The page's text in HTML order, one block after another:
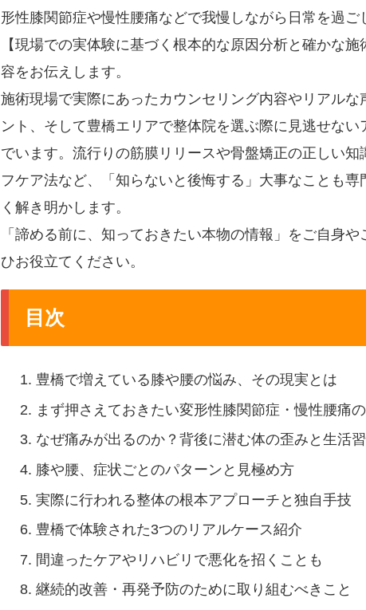
形性膝関節症や慢性腰痛などで我慢しながら日常を過ご
【現場での実体験に基づく根本的な原因分析と確かな
容をお伝えします。
施術現場で実際にあったカウンセリング内容やリアルな
ント、そして豊橋エリアで整体院を選ぶ際に見逃せない
でいます。流行りの筋膜リリースや骨盤矯正の正しい知
フケア法など、「知らないと後悔する」大事なことも専
く解き明かします。
「諦める前に、知っておきたい本物の情報」をご自身
ひお役立てください。
目次
豊橋で増えている膝や腰の悩み、その現実とは
まず押さえておきたい変形性膝関節症・慢性腰痛
なぜ痛みが出るのか？背後に潜む体の歪みと生活
膝や腰、症状ごとのパターンと見極め方
実際に行われる整体の根本アプローチと独自手技
豊橋で体験された3つのリアルケース紹介
間違ったケアやリハビリで悪化を招くことも
継続的改善・再発予防のために取り組むべきこと